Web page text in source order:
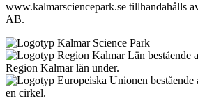
www.kalmarsciencepark.se tillhandahålls
AB.